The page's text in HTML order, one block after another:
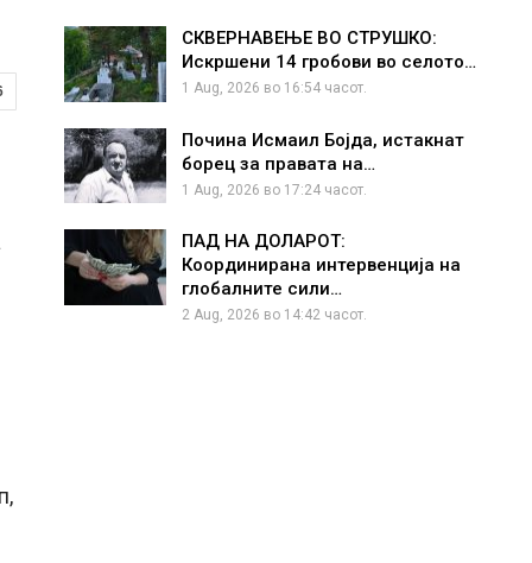
СКВЕРНАВЕЊЕ ВО СТРУШКО:
Искршени 14 гробови во селото…
1 Aug, 2026 во 16:54 часот.
Почина Исмаил Бојда, истакнат
борец за правата на…
1 Aug, 2026 во 17:24 часот.
ПАД НА ДОЛАРОТ:
Координирана интервенција на
глобалните сили…
2 Aug, 2026 во 14:42 часот.